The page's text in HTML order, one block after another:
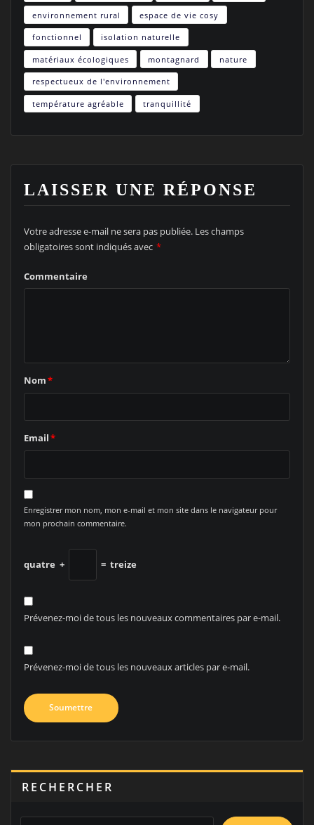
environnement rural espace de vie cosy
fonctionnel isolation naturelle
matériaux écologiques montagnard nature
respectueux de l'environnement
température agréable tranquillité
LAISSER UNE RÉPONSE
Votre adresse e-mail ne sera pas publiée. Les champs
obligatoires sont indiqués avec *
Commentaire
Nom*
Email*
Enregistrer mon nom, mon e-mail et mon site dans le navigateur pour
mon prochain commentaire.
quatre + = treize
Prévenez-moi de tous les nouveaux commentaires par e-mail.
Prévenez-moi de tous les nouveaux articles par e-mail.
RECHERCHER